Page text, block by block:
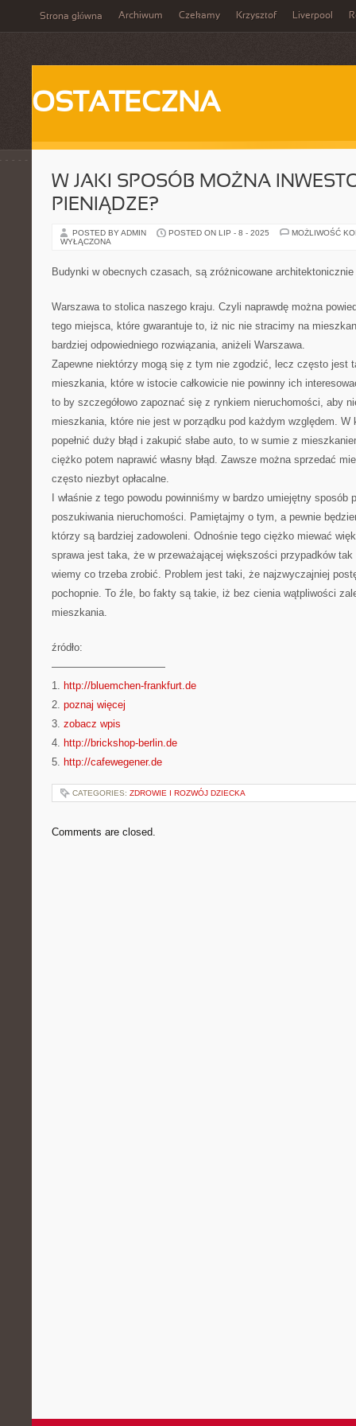
Strona główna Archiwum Czekamy Krzysztof Liverpool
OSTATECZNA
W JAKI SPOSÓB MOŻNA
PIENIĄDZE?
POSTED BY ADMIN POSTED ON LIP - 8 - 2025
MOŻLIWOŚĆ
WYŁĄCZONA
Budynki w obecnych czasach, są zróżnicowane architektonicznie
Warszawa to stolica naszego kraju. Czyli naprawdę można
tego miejsca, które gwarantuje to, iż nic nie stracimy na
bardziej odpowiedniego rozwiązania, aniżeli Warszawa.
Zapewne niektórzy mogą się z tym nie zgodzić, lecz często jest
mieszkania, które w istocie całkowicie nie powinny ich
to by szczegółowo zapoznać się z rynkiem nieruchomości, aby
mieszkania, które nie jest w porządku pod każdym względem. W
popełnić duży błąd i zakupić słabe auto, to w sumie z
ciężko potem naprawić własny błąd. Zawsze można sprzedać
często niezbyt opłacalne.
I właśnie z tego powodu powinniśmy w bardzo umiejętny sposób
poszukiwania nieruchomości. Pamiętajmy o tym, a pewnie
którzy są bardziej zadowoleni. Odnośnie tego ciężko miewać
sprawa jest taka, że w przeważającej większości przypadków tak
wiemy co trzeba zrobić. Problem jest taki, że najzwyczajniej
pochopnie. To źle, bo fakty są takie, iż bez cienia wątpliwości
mieszkania.
źródło:
———————————
1. http://bluemchen-frankfurt.de
2. poznaj więcej
3. zobacz wpis
4. http://brickshop-berlin.de
5. http://cafewegener.de
CATEGORIES: ZDROWIE I ROZWÓJ DZIECKA
Comments are closed.